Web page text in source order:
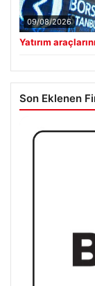
09/08/2026
Yatırım
Son Eklenen